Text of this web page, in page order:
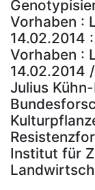
Vorhaben :
14.02.2014
Vorhaben :
14.02.2014
Julius
Institut für